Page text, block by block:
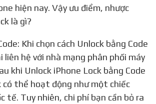
hiện nay. Vậy ưu điểm, nhược
là gì?
liên hệ với nhà mạng phân phối máy
khi Unlock iPhone Lock bằng Code
có thể hoạt động như một chiếc
tế. Tuy nhiên, chi phí bạn cần bỏ ra